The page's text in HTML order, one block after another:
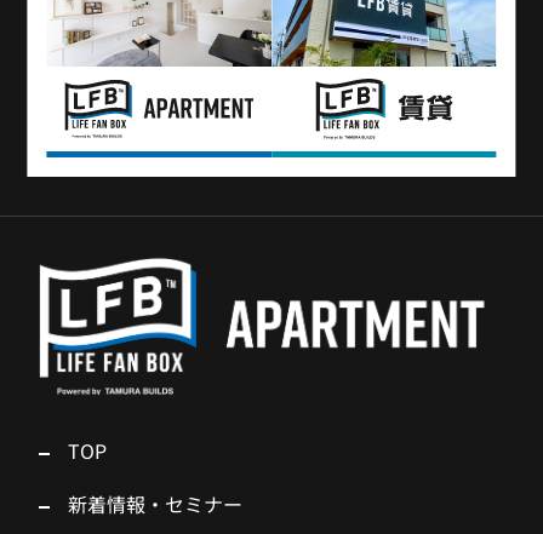
TOP
新着情報・セミナー